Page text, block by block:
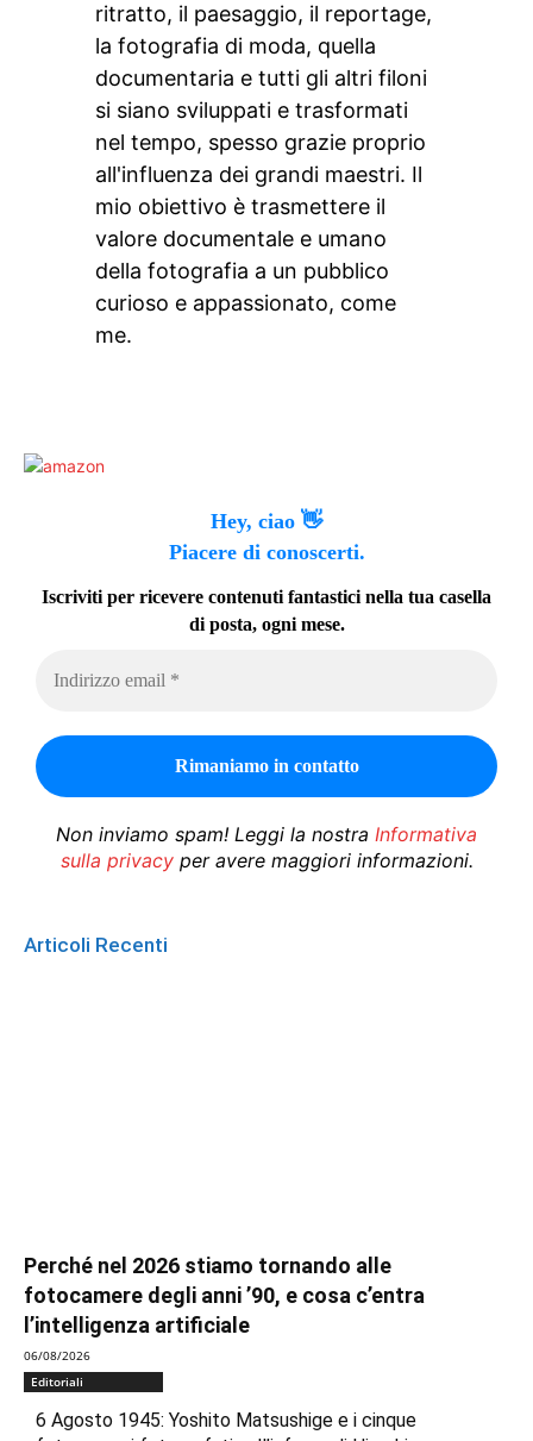
ritratto, il paesaggio, il reportage,
la fotografia di moda, quella
documentaria e tutti gli altri filoni
si siano sviluppati e trasformati
nel tempo, spesso grazie proprio
all'influenza dei grandi maestri. Il
mio obiettivo è trasmettere il
valore documentale e umano
della fotografia a un pubblico
curioso e appassionato, come
me.
Hey, ciao 👋
Piacere di conoscerti.
Iscriviti per ricevere contenuti fantastici nella tua casella
di posta, ogni mese.
Non inviamo spam! Leggi la nostra Informativa
sulla privacyper avere maggiori informazioni.
Articoli Recenti
Perché nel 2026 stiamo tornando alle
fotocamere degli anni ’90, e cosa c’entra
l’intelligenza artificiale
06/08/2026
Editoriali
6 Agosto 1945: Yoshito Matsushige e i cinque